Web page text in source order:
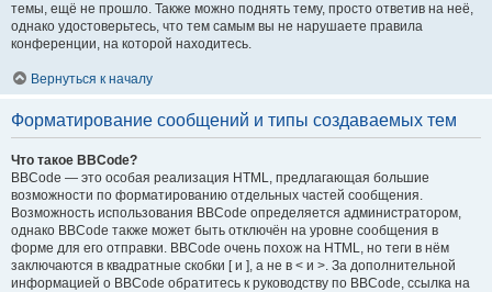
темы, ещё не прошло. Также можно поднять тему, просто ответив на неё,
однако удостоверьтесь, что тем самым вы не нарушаете правила
конференции, на которой находитесь.
Вернуться к началу
Форматирование сообщений и типы создаваемых тем
Что такое BBCode?
BBCode — это особая реализация HTML, предлагающая большие
возможности по форматированию отдельных частей сообщения.
Возможность использования BBCode определяется администратором,
однако BBCode также может быть отключён на уровне сообщения в
форме для его отправки. BBCode очень похож на HTML, но теги в нём
заключаются в квадратные скобки [ и ], а не в < и >. За дополнительной
информацией о BBCode обратитесь к руководству по BBCode, ссылка на